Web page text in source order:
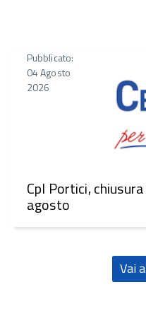
Pubblicato:
04 Agosto
2026
CpI Portici,
agosto
Vai